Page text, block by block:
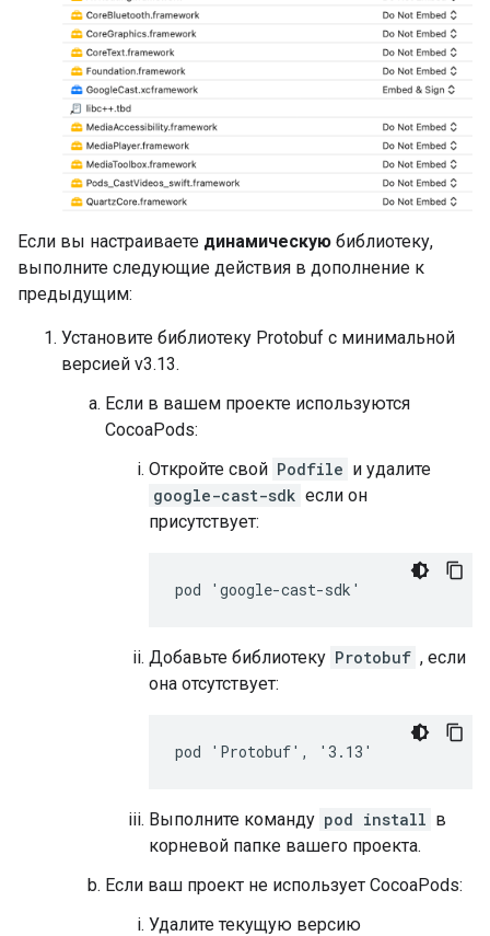
Если вы настраиваете динамическую библиотеку,
выполните следующие действия в дополнение к
предыдущим:
Установите библиотеку Protobuf с минимальной
версией v3.13.
Если в вашем проекте используются
CocoaPods:
Откройте свой Podfile и удалите
google-cast-sdk если он
присутствует:
pod 'google-cast-sdk'
Добавьте библиотеку Protobuf , если
она отсутствует:
pod 'Protobuf', '3.13'
Выполните команду pod install в
корневой папке вашего проекта.
Если ваш проект не использует CocoaPods:
Удалите текущую версию